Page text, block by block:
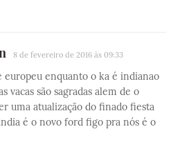
8 de fevereiro de 2016 às 09:33
europeu enquanto o ka é indianao
vacas são sagradas alem de o
uma atualização do finado fiesta
é o novo ford figo pra nós é o